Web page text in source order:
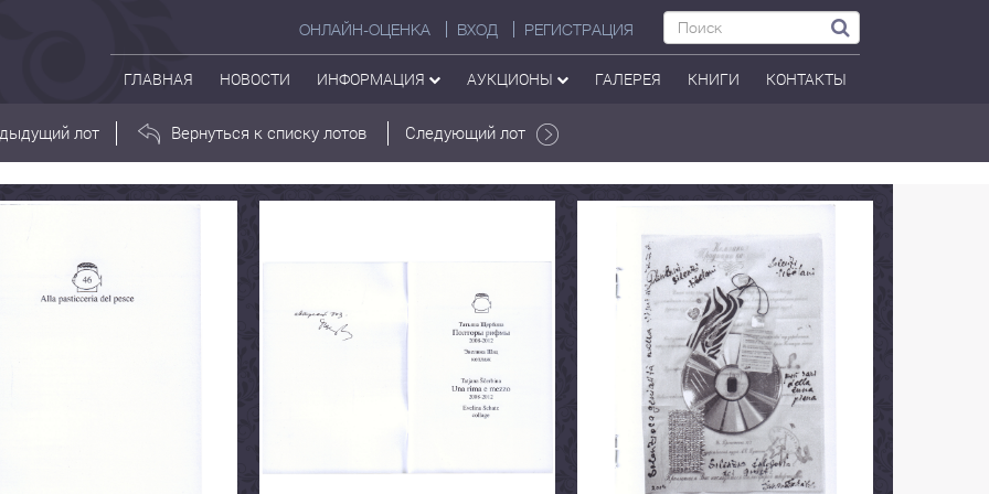
ОНЛАЙН-ОЦЕНКА ВХОД РЕГИСТРАЦИЯ
ГЛАВНАЯ НОВОСТИ ИНФОРМАЦИЯ АУКЦИОНЫ ГАЛЕРЕЯ КНИГИ КОНТАКТЫ
лот Вернуться к списку лотов Следующий лот